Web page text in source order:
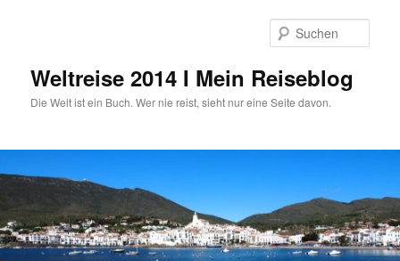
Weltreise 2014 I Mein Reiseblog
Die Welt ist ein Buch. Wer nie reist, sieht nur eine Seite davon.